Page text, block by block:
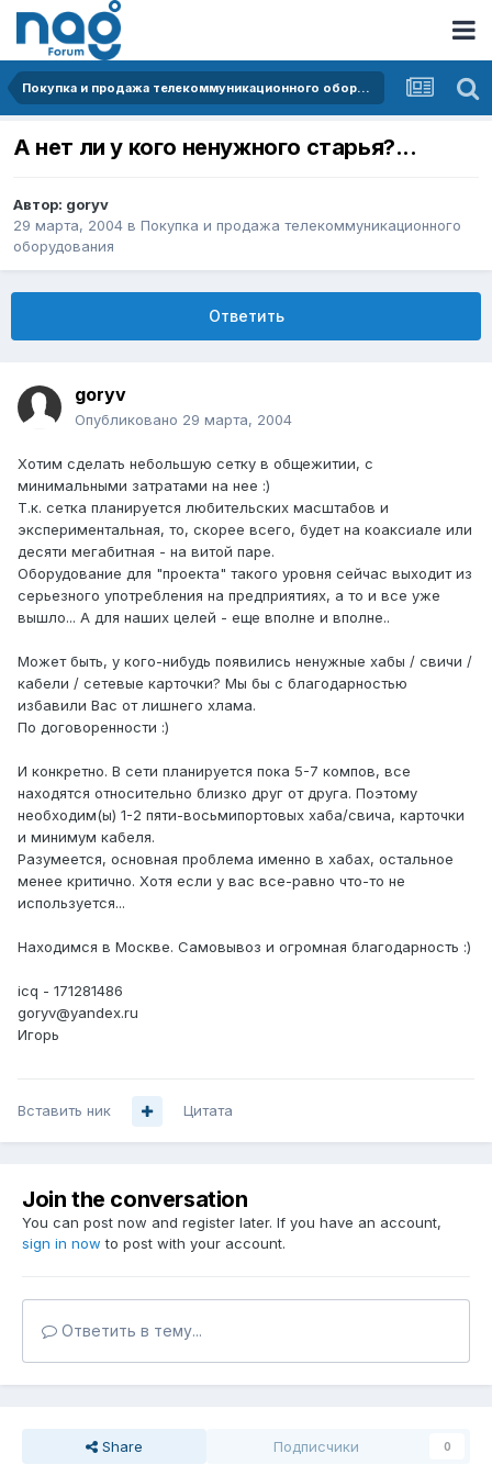
Покупка и продажа телекоммуникационного оборудования
А нет ли у кого ненужного старья?...
Автор: goryv
29 марта, 2004 в Покупка и продажа телекоммуникационного
оборудования
Ответить
goryv
Опубликовано 29 марта, 2004
Хотим сделать небольшую сетку в общежитии, с
минимальными затратами на нее :)
Т.к. сетка планируется любительских масштабов и
экспериментальная, то, скорее всего, будет на коаксиале или
десяти мегабитная - на витой паре.
Оборудование для "проекта" такого уровня сейчас выходит из
серьезного употребления на предприятиях, а то и все уже
вышло... А для наших целей - еще вполне и вполне..
Может быть, у кого-нибудь появились ненужные хабы / свичи /
кабели / сетевые карточки? Мы бы с благодарностью
избавили Вас от лишнего хлама.
По договоренности :)
И конкретно. В сети планируется пока 5-7 компов, все
находятся относительно близко друг от друга. Поэтому
необходим(ы) 1-2 пяти-восьмипортовых хаба/свича, карточки
и минимум кабеля.
Разумеется, основная проблема именно в хабах, остальное
менее критично. Хотя если у вас все-равно что-то не
используется...
Находимся в Москве. Самовывоз и огромная благодарность :)
icq - 171281486
goryv@yandex.ru
Игорь
Вставить ник Цитата
Join the conversation
You can post now and register later. If you have an account,
sign in now to post with your account.
Ответить в тему...
Share Подписчики 0